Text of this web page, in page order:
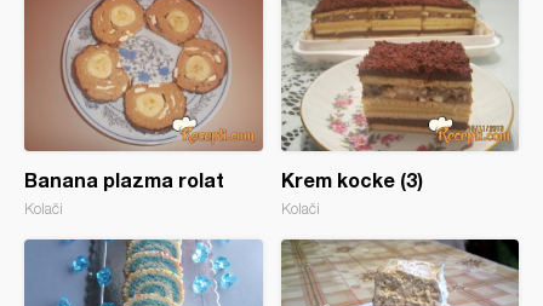
Banana plazma rolat
Kolači
Krem kocke (3)
Kolači